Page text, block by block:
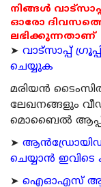
നിങ്ങൾ
ഓരോ
ലഭിക്കുന്നതാണ്
➤ വാട്സാപ്പ്
ചെയ്യുക
മരിയന്‍
ലേഖനങ്ങളും
മൊബൈല്‍
➤
ചെയ്യാന്‍ ഇവിടെ
➤ ഐഓഎസ്